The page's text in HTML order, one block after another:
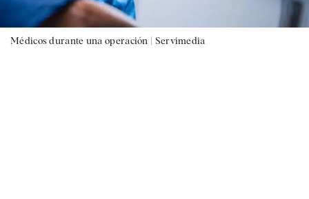
Médicos durante una operación | Servimedia